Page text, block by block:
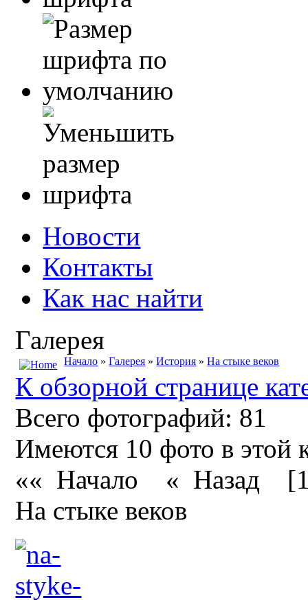
Новости
Контакты
Как нас найти
Галерея
Начало »Галерея »История »На стыке веков
К обзорной странице
Всего фотографий: 81
Имеются 10 фото в этой
«« Начало
« Назад
На стыке веков